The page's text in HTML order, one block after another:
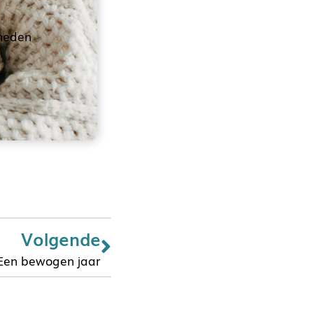
Volgende
bewogen jaar